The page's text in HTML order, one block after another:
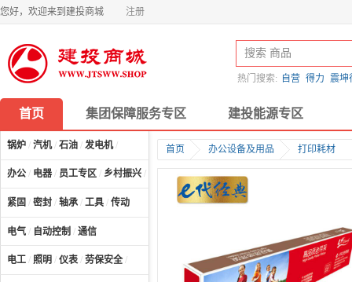
您好，欢迎来到建投商城 注册
热门搜索: 自营 得力 震坤
首页 集团保障服务专区 建投能源专区
锅炉 / 汽机/ 石油 / 发电机/
办公 / 电器 / 员工专区 / 乡村振兴 / 计算机及配件/
紧固 / 密封 / 轴承 / 工具 / 传动
电气 / 自动控制 / 通信
电工 / 照明 / 仪表 / 劳保安全 /
首页 办公设备及用品 打印耗材